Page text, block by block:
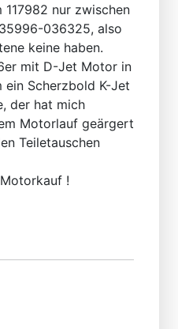
nur zwischen
036325, also
keine haben.
mit D-Jet Motor in
Scherzbold K-Jet
der hat mich
Motorlauf geärgert
Teiletauschen
!